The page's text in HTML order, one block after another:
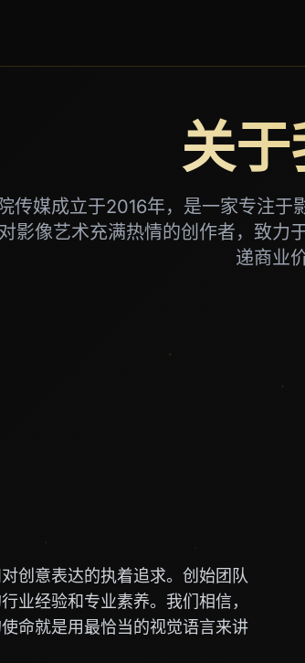
关
传媒成立于2016年，是一家专注
影像艺术充满热情的创作者，致力
递商业
创意表达的执着追求。创始团队
业经验和专业素养。我们相信，
命就是用最恰当的视觉语言来讲